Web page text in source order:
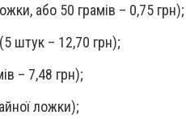
або 50 грамів – 0,75 грн);
штук – 12,70 грн);
– 7,48 грн);
ложки);